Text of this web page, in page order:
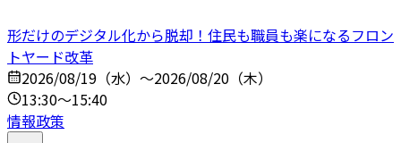
形だけのデジタル化から脱却！住民も職員も楽になるフロン
トヤード改革
2026/08/19（水）～2026/08/20（木）
13:30～15:40
情報政策